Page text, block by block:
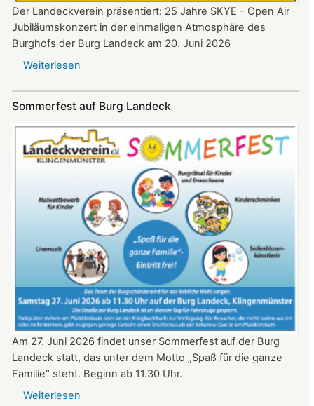
Der Landeckverein präsentiert: 25 Jahre SKYE - Open Air
Jubiläumskonzert in der einmaligen Atmosphäre des
Burghofs der Burg Landeck am 20. Juni 2026
Weiterlesen
auf
Burg
Landeck
am
Juni
2026
ab
20:30
Uhr​​​​​​​​​​​​​​
Sommerfest auf Burg Landeck
Am 27. Juni 2026 findet unser Sommerfest auf der Burg
Landeck statt, das unter dem Motto „Spaß für die ganze
Familie" steht. Beginn ab 11.30 Uhr.
Weiterlesen